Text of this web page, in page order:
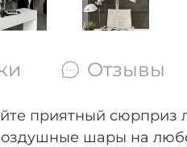
Отзывы
приятный сюрприз
шары на